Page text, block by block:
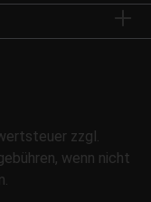
zzgl.
wenn nicht